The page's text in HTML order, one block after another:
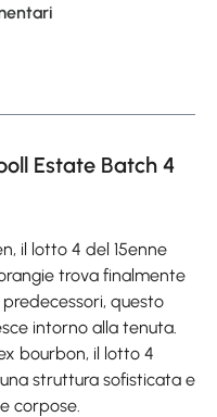
Estate Batch 4
il lotto 4 del 15enne
trova finalmente
questo
intorno alla tenuta.
bourbon, il lotto 4
struttura sofisticata e
corpose.